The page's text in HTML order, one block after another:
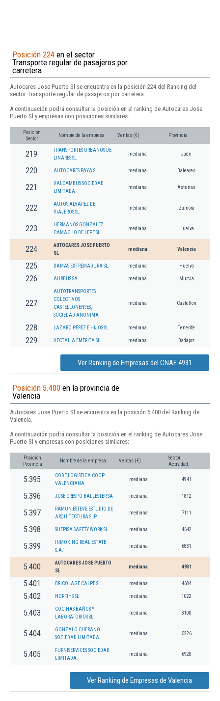
Posición 224 en el sector
Transporte regular de pasajeros por
carretera
Autocares Jose Puerto Sl se encuentra en la posición 224 del Ranking del
sector Transporte regular de pasajeros por carretera.
A continuación podrá consultar la posición en el ranking de Autocares Jose
Puerto Sl y empresas con posiciones similares:
Posición
Sector
Nombre de la empresa Ventas (€) Provincia
219
TRANSPORTES URBANOS DE
LINARES SL
mediana Jaén
220 AUTOCARES PAYA SL mediana Baleares
221
VALCAMBUS SOCIEDAD
LIMITADA.
mediana Asturias
222
AUTOS ALVAREZ DE
VIAJEROS SL
mediana Zamora
223
HERMANOS GONZALEZ
CAMACHO DE LEPE SL
mediana Huelva
224
AUTOCARES JOSE PUERTO
SL
mediana Valencia
225 DAMAS EXTREMADURA SL. mediana Huelva
226 AURBUS SA mediana Murcia
227
AUTOTRANSPORTES
COLECTIVOS
CASTELLONENSES,
SOCIEDAD ANONIMA
mediana Castellon
228 LAZARO PEREZ E HIJOS SL mediana Tenerife
229 VECTALIA EMERITA SL mediana Badajoz
Ver Ranking de Empresas del CNAE 4931
Posición 5.400 en la provincia de
Valencia
Autocares Jose Puerto Sl se encuentra en la posición 5.400 del Ranking de
Valencia.
A continuación podrá consultar la posición en el ranking de Autocares Jose
Puerto Sl y empresas con posiciones similares:
Posición
Provincia
Nombre de la empresa Ventas (€)
Sector
Actividad
5.395
CODE LOGISTICA COOP
VALENCIANA
mediana 4941
5.396 JOSE CRESPO BALLESTER SA mediana 1812
5.397
RAMON ESTEVE ESTUDIO DE
ARQUITECTURA SLP
mediana 7111
5.398 SUEPISA SAFETY WORK SL mediana 4642
5.399
INMOKING REAL ESTATE
S.A.
mediana 6831
5.400
AUTOCARES JOSE PUERTO
SL
mediana 4931
5.401 BRICOLAGE CALPE SL mediana 4684
5.402 NORFIHS SL mediana 1022
5.403
COCINAS BAÑOS Y
LABORATORIOS SL
mediana 3100
5.404
GONZALO CHERANO
SOCIEDAD LIMITADA.
mediana 5226
5.405
FURNISERVICES SOCIEDAD
LIMITADA.
mediana 6920
Ver Ranking de Empresas de Valencia